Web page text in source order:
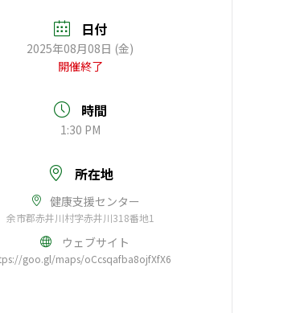
日付
2025年08月08日 (金)
開催終了
時間
1:30 PM
所在地
健康支援センター
余市郡赤井川村字赤井川318番地1
ウェブサイト
goo.gl/maps/oCcsqafba8ojfXfX6